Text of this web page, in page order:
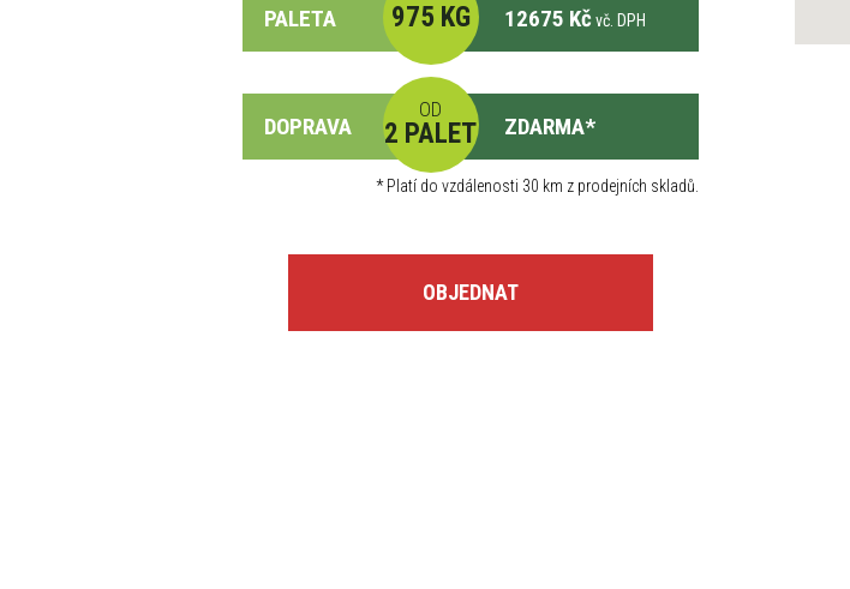
PALETA 975 KG 12675 Kč vč. DPH
DOPRAVA
OD
2 PALET ZDARMA*
*Platí do vzdálenosti 30 km z prodejních skladů.
OBJEDNAT